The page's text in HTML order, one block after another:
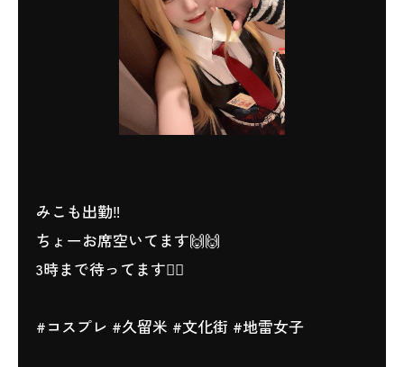
みこも出勤‼️
ちょーお席空いてます🙌🙌
3時まで待ってます❤️‍🔥
#コスプレ #久留米 #文化街 #地雷女子